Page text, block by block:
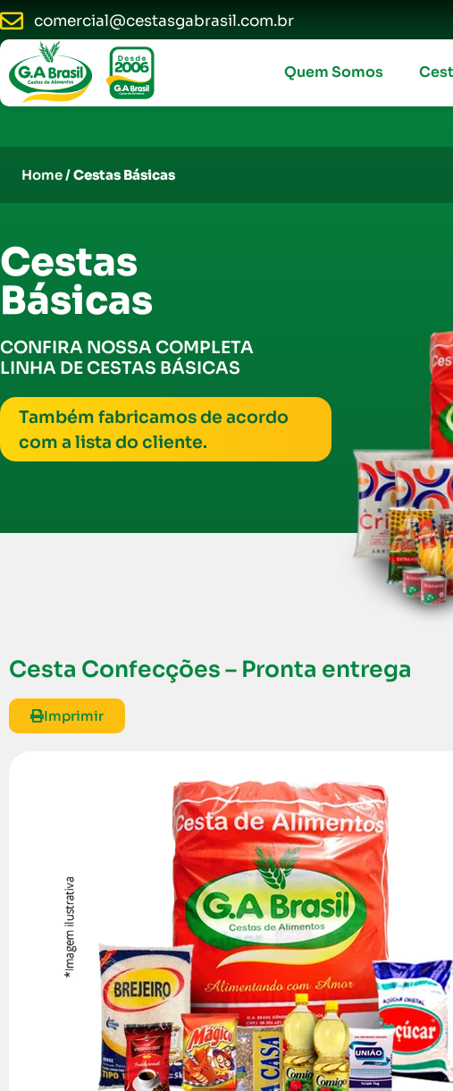
comercial@cestasgabrasil.com.br
Quem Somos
Home /Cestas Básicas
Cestas
Básicas
CONFIRA NOSSA COMPLETA
LINHA DE CESTAS BÁSICAS
Também fabricamos de acordo
com a lista do cliente.
Cesta Confecções – Pronta entrega
Imprimir